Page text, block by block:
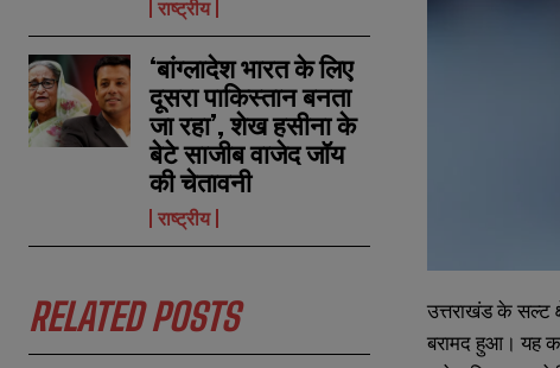
m
i
l
*
N
u
m
m
i
l
*
N
u
m
राष्ट्रीय
‘बांग्लादेश भारत के लिए
दूसरा पाकिस्तान बनता
जा रहा’, शेख हसीना के
बेटे साजीब वाजेद जॉय
की चेतावनी
राष्ट्रीय
RELATED POSTS
उत्तराखंड के सल्ट
बरामद हुआ। यह